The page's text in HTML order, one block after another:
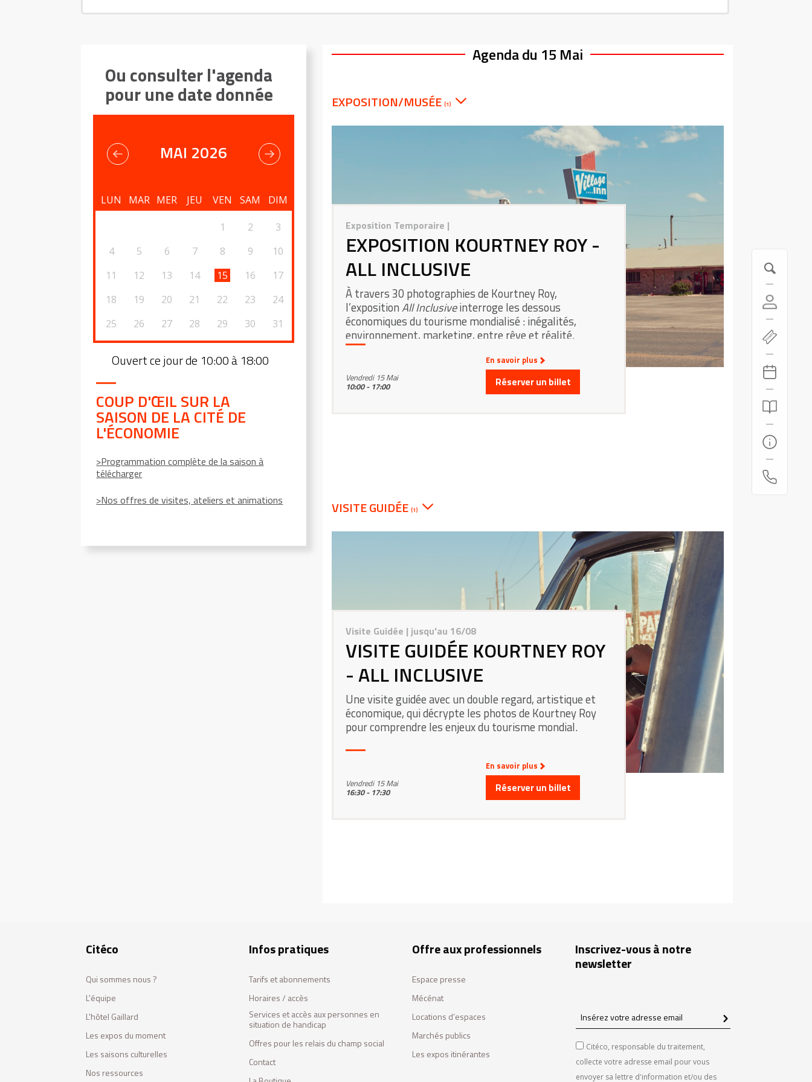
Ou consulter l'agenda
pour une date donnée
MAI 2026
LUN MAR MER JEU VEN SAM DIM
1 2
3
4
5 6 7 8 9
10
11
12 13 14 15 16
17
18
19 20 21 22 23
24
25
26 27 28 29 30 31
Ouvert ce jour de 10:00 à 18:00
COUP D'ŒIL SUR LA
SAISON DE LA CITÉ DE
L'ÉCONOMIE
>Programmation complète de la saison à
télécharger
>Nos offres de visites, ateliers et animations
Agenda du 15 Mai
EXPOSITION/MUSÉE(1)
Exposition Temporaire |
EXPOSITION KOURTNEY ROY -
ALL INCLUSIVE
À travers 30 photographies de Kourtney Roy,
l’expositionAll Inclusiveinterroge les dessous
économiques du tourisme mondialisé : inégalités,
environnement, marketing, entre rêve et réalité.
Vendredi 15 Mai
10:00 - 17:00
En savoir plus
Réserver un billet
VISITE GUIDÉE(1)
Visite Guidée | jusqu'au 16/08
VISITE GUIDÉE KOURTNEY ROY
- ALL INCLUSIVE
Une visite guidée avec un double regard, artistique et
économique, qui décrypte les photos de Kourtney Roy
pour comprendre les enjeux du tourisme mondial.
Vendredi 15 Mai
16:30 - 17:30
En savoir plus
Réserver un billet
Citéco
Qui sommes nous ?
L'équipe
L'hôtel Gaillard
Les expos du moment
Les saisons culturelles
Nos ressources
Infos pratiques
Tarifs et abonnements
Horaires / accès
Services et accès aux personnes en
situation de handicap
Offres pour les relais du champ social
Contact
Offre aux professionnels
Espace presse
Mécénat
Locations d’espaces
Marchés publics
Les expos itinérantes
Inscrivez-vous à notre
newsletter
Insérez
votre
adresse
email
Citéco, responsable du traitement,
collecte votre adresse email pour vous
envoyer sa lettre d'information et/ou des